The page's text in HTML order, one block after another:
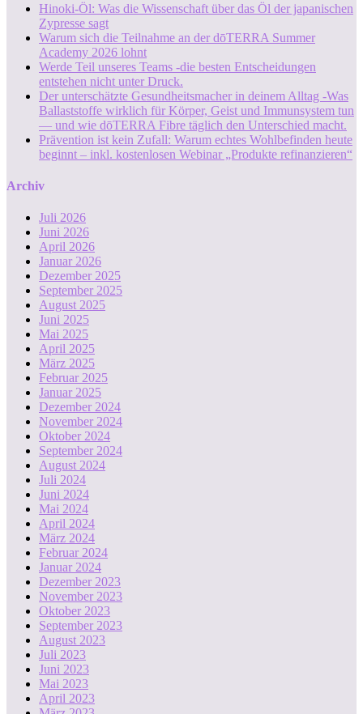
Hinoki-Öl: Was die Wissenschaft über das Öl der japanischen
Zypresse sagt
Warum sich die Teilnahme an der dōTERRA Summer
Academy 2026 lohnt
Werde Teil unseres Teams -die besten Entscheidungen
entstehen nicht unter Druck.
Der unterschätzte Gesundheitsmacher in deinem Alltag -Was
Ballaststoffe wirklich für Körper, Geist und Immunsystem tun
— und wie dōTERRA Fibre täglich den Unterschied macht.
Prävention ist kein Zufall: Warum echtes Wohlbefinden heute
beginnt – inkl. kostenlosen Webinar „Produkte refinanzieren“
Archiv
Juli 2026
Juni 2026
April 2026
Januar 2026
Dezember 2025
September 2025
August 2025
Juni 2025
Mai 2025
April 2025
März 2025
Februar 2025
Januar 2025
Dezember 2024
November 2024
Oktober 2024
September 2024
August 2024
Juli 2024
Juni 2024
Mai 2024
April 2024
März 2024
Februar 2024
Januar 2024
Dezember 2023
November 2023
Oktober 2023
September 2023
August 2023
Juli 2023
Juni 2023
Mai 2023
April 2023